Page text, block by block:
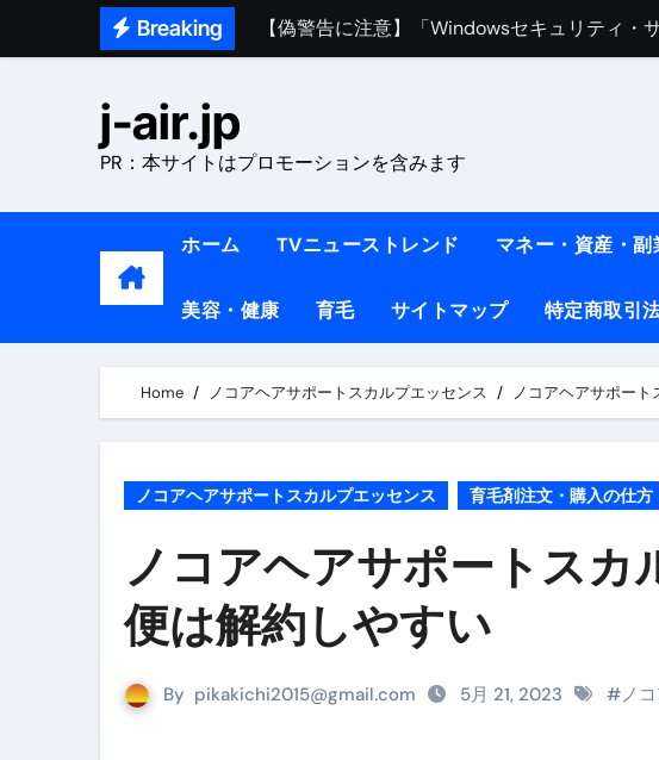
Breaking
熊本イオンモール爆発事故｜責任は地震か施
中町綾が2週間で3.5kg痩せた方法 #shots
【ダイエット迷子必見】38歳人生最後のダイ
【1日ダイエットルーティン】運動なしで2ヶ
リサイクル業者の無料回収・無料査定は危険
山梨県震度6弱と富士山噴火の関係｜最新観測
Cookie同意管理ツール「STRIGHT」取り扱
j-air.jp
PR：本サイトはプロモーションを含みます
ホーム TVニューストレンド マネー・資産・副
美容・健康 育毛 サイトマップ 特定商取引
Home ノコアヘアサポートスカルプエッセンス ノコアヘアサポー
ノコアヘアサポートスカルプエッセンス 育毛剤注文・購入の仕方
ノコアヘアサポートスカ
便は解約しやすい
By pikakichi2015@gmail.com 5月 21, 2023 #ノ